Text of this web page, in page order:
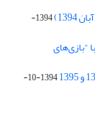
1394-
با "بازی‌های
1394-10-